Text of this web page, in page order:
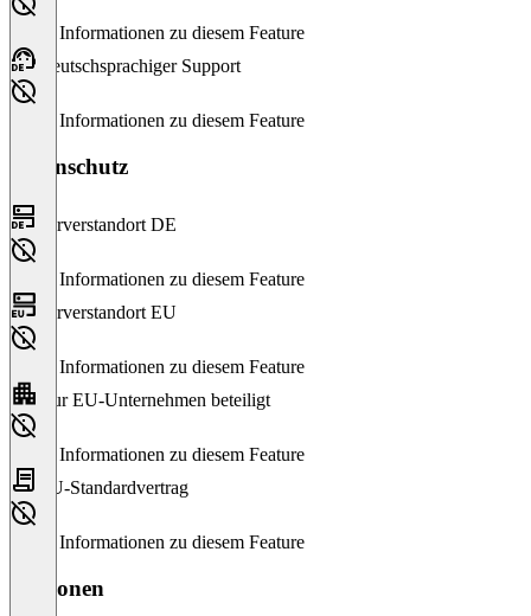
Keine Informationen zu diesem Feature
Deutschsprachiger Support
Keine Informationen zu diesem Feature
Datenschutz
Serverstandort DE
Keine Informationen zu diesem Feature
Serverstandort EU
Keine Informationen zu diesem Feature
Nur EU-Unternehmen beteiligt
Keine Informationen zu diesem Feature
EU-Standardvertrag
Keine Informationen zu diesem Feature
Versionen